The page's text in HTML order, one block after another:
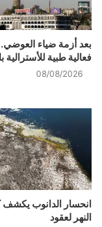
بعد أزمة ضياء
فعالية طبية للأسترالية
08/08/2026
انحسار الدانوب يكشف
النهر لعقود